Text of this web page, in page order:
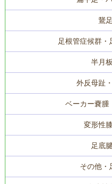
鵞
足根管症候群・
半月
外反母趾
ベーカー嚢腫
変形性
足底
その他・